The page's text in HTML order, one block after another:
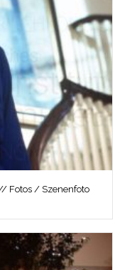
// Fotos / Szenenfoto